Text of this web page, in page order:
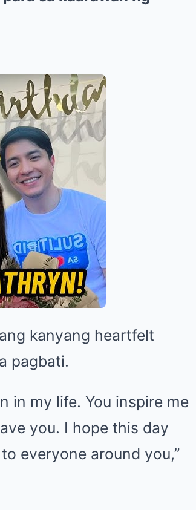
kanyang heartfelt
pagbati.
in my life. You inspire me
you. I hope this day
everyone around you,”